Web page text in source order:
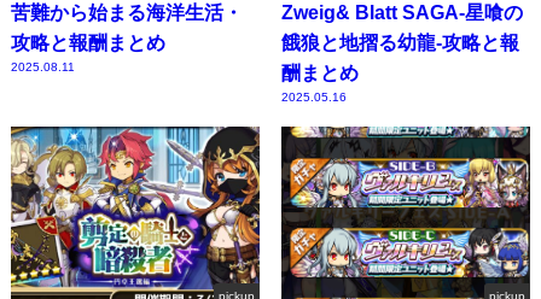
苦難から始まる海洋生活・
攻略と報酬まとめ
2025.08.11
Zweig& Blatt SAGA-星喰の
餓狼と地摺る幼龍-攻略と報
酬まとめ
2025.05.16
pickup pickup